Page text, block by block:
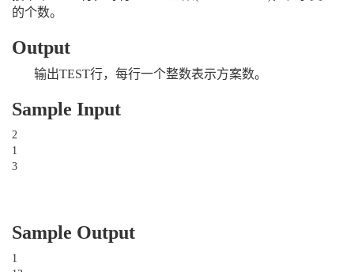
的个数。
Output
输出TEST行，每行一个整数表示方案数。
Sample Input
2
1
3
Sample Output
1